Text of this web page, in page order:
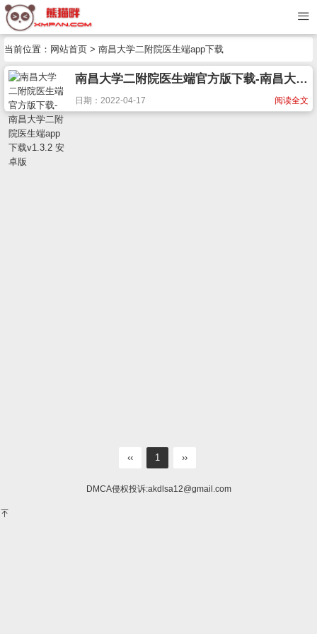
当前位置： 网站首页 > 南昌大学二附院医生端app下载
南昌大学二附院医生端官方版下载-南昌大学二附院医生端app下载v1.3.2 安卓版
阅读全文
日期：2022-04-17
‹‹ 1 ››
DMCA侵权投诉:akdlsa12@gmail.com